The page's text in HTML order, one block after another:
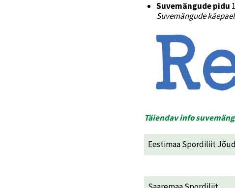
Suvemängude pidu
Suvemängude
Täiendav info
Eestimaa Spordiliit Jõud